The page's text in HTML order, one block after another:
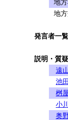
地
地
発言者一覧
説明・質
遠
池
桝
小
奥